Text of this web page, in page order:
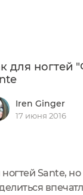
для ногтей
Iren Ginger
17 июня 2016
Sante,